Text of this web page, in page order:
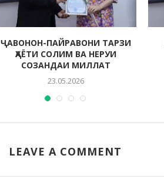
ҶАВОНОН-ПАЙРАВОНИ ТАРЗИ
ҲАЁТИ СОЛИМ ВА НЕРУИ
СОЗАНДАИ МИЛЛАТ
23.05.2026
LEAVE A COMMENT